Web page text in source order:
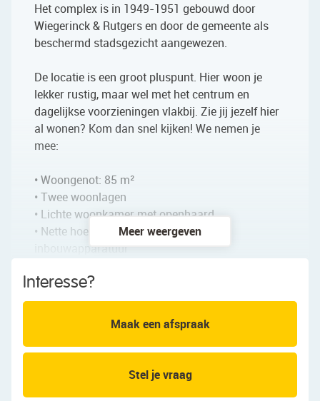
Het complex is in 1949-1951 gebouwd door
Wiegerinck & Rutgers en door de gemeente als
beschermd stadsgezicht aangewezen.
De locatie is een groot pluspunt. Hier woon je
lekker rustig, maar wel met het centrum en
dagelijkse voorzieningen vlakbij. Zie jij jezelf hier
al wonen? Kom dan snel kijken! We nemen je
mee:
• Woongenot: 85 m²
• Twee woonlagen
• Lichte woonkamer met openhaard
• Nette hoekkeuken met diverse
inbouwapparatuur
• Fijne badkamer met wastafel en ligbad
• Twee toiletten
• Gemeenschappelijk parkeerterrein aanwezig
Indeling van het appartement:
Meer weergeven
Interesse?
Maak een afspraak
Stel je vraag